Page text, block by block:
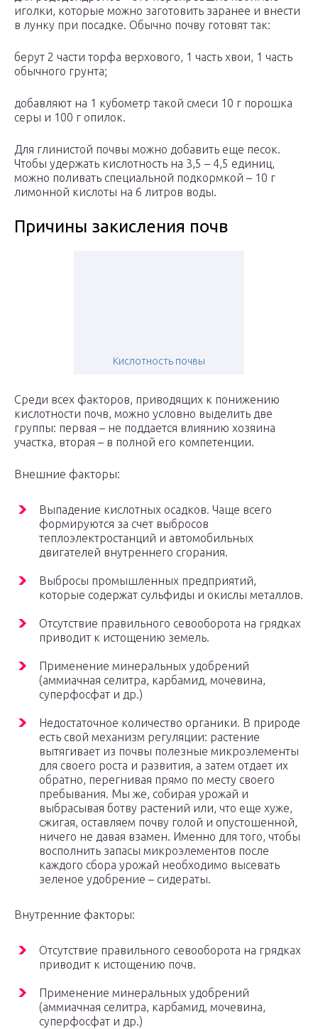
иголки, которые можно заготовить заранее и внести
в лунку при посадке. Обычно почву готовят так:
берут 2 части торфа верхового, 1 часть хвои, 1 часть
обычного грунта;
добавляют на 1 кубометр такой смеси 10 г порошка
серы и 100 г опилок.
Для глинистой почвы можно добавить еще песок.
Чтобы удержать кислотность на 3,5 – 4,5 единиц,
можно поливать специальной подкормкой – 10 г
лимонной кислоты на 6 литров воды.
Причины закисления почв
Кислотность почвы
Среди всех факторов, приводящих к понижению
кислотности почв, можно условно выделить две
группы: первая – не поддается влиянию хозяина
участка, вторая – в полной его компетенции.
Внешние факторы:
Выпадение кислотных осадков. Чаще всего
формируются за счет выбросов
теплоэлектростанций и автомобильных
двигателей внутреннего сгорания.
Выбросы промышленных предприятий,
которые содержат сульфиды и окислы металлов.
Отсутствие правильного севооборота на грядках
приводит к истощению земель.
Применение минеральных удобрений
(аммиачная селитра, карбамид, мочевина,
суперфосфат и др.)
Недостаточное количество органики. В природе
есть свой механизм регуляции: растение
вытягивает из почвы полезные микроэлементы
для своего роста и развития, а затем отдает их
обратно, перегнивая прямо по месту своего
пребывания. Мы же, собирая урожай и
выбрасывая ботву растений или, что еще хуже,
сжигая, оставляем почву голой и опустошенной,
ничего не давая взамен. Именно для того, чтобы
восполнить запасы микроэлементов после
каждого сбора урожай необходимо высевать
зеленое удобрение – сидераты.
Внутренние факторы:
Отсутствие правильного севооборота на грядках
приводит к истощению почв.
Применение минеральных удобрений
(аммиачная селитра, карбамид, мочевина,
суперфосфат и др.)